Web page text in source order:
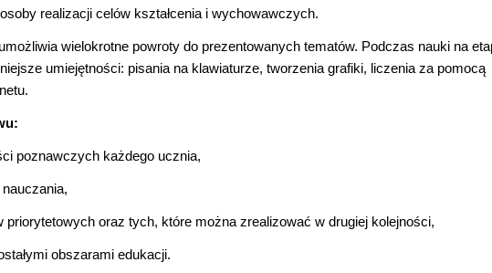
realizacji celów kształcenia i wychowawczych.
wielokrotne powroty do prezentowanych tematów. Podczas nauki na
umiejętności: pisania na klawiaturze, tworzenia grafiki, liczenia za pomocą
poznawczych każdego ucznia,
oraz tych, które można zrealizować w drugiej kolejności,
obszarami edukacji.